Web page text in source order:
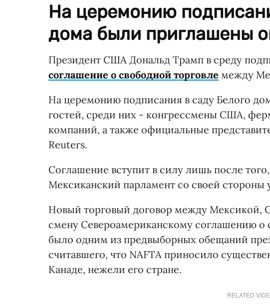
На церемонию
дома были приглашены
Президент США Дональд Трамп в среду
соглашение о свободной торговле между
На церемонию подписания в саду Белого
гостей, среди них - конгрессмены США,
компаний, а также официальные
Reuters.
Соглашение вступит в силу лишь после
Мексиканский парламент со своей стороны
Новый торговый договор между Мексикой,
смену Североамериканскому соглашению о
было одним из предвыборных обещаний
считавшего, что NAFTA приносило
Канаде, нежели его стране.
RELATED